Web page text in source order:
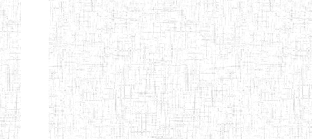
Chercher:
Effacer les filtres
Denomination